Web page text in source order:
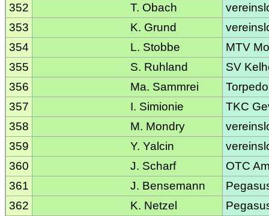
352
T. Obach
353
K. Grund
354
L. Stobbe
MTV
355
S. Ruhland
SV
356
Ma. Sammrei
357
I. Simionie
TKC
358
M. Mondry
359
Y. Yalcin
360
J. Scharf
OTC
361
J. Bensemann
362
K. Netzel